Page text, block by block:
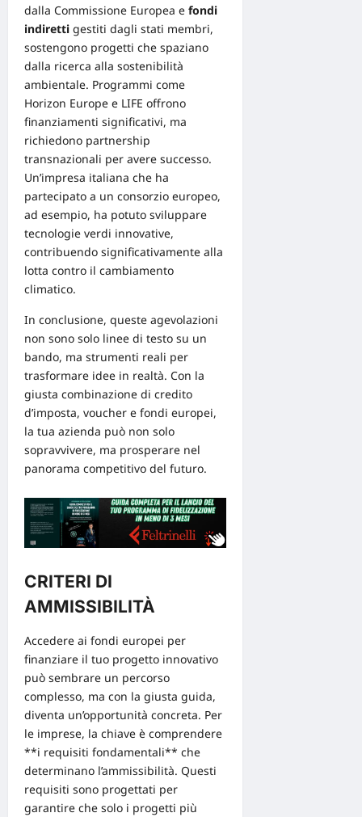
dalla Commissione Europea e fondi
indiretti gestiti dagli stati membri,
sostengono progetti che spaziano
dalla ricerca alla sostenibilità
ambientale. Programmi come
Horizon Europe e LIFE offrono
finanziamenti significativi, ma
richiedono partnership
transnazionali per avere successo.
Un’impresa italiana che ha
partecipato a un consorzio europeo,
ad esempio, ha potuto sviluppare
tecnologie verdi innovative,
contribuendo significativamente alla
lotta contro il cambiamento
climatico.
In conclusione, queste agevolazioni
non sono solo linee di testo su un
bando, ma strumenti reali per
trasformare idee in realtà. Con la
giusta combinazione di credito
d’imposta, voucher e fondi europei,
la tua azienda può non solo
sopravvivere, ma prosperare nel
panorama competitivo del futuro.
CRITERI DI
AMMISSIBILITÀ
Accedere ai fondi europei per
finanziare il tuo progetto innovativo
può sembrare un percorso
complesso, ma con la giusta guida,
diventa un’opportunità concreta. Per
le imprese, la chiave è comprendere
**i requisiti fondamentali** che
determinano l’ammissibilità. Questi
requisiti sono progettati per
garantire che solo i progetti più